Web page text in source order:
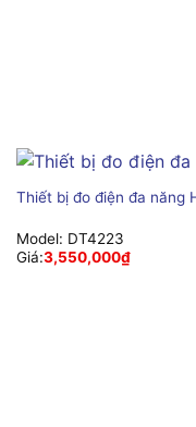
Thiết bị đo điện đa năng
Model: DT4223
Giá:3,550,000₫